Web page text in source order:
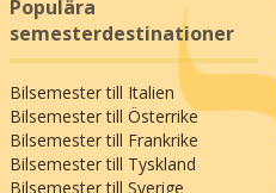
Populära
semesterdestinationer
Bilsemester till Italien
Bilsemester till Österrike
Bilsemester till Frankrike
Bilsemester till Tyskland
Bilsemester till Sverige